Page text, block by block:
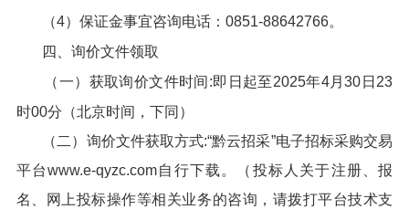
（4）保证金事宜咨询电话：0851-88642766。
四、询价文件领取
（一）获取询价文件时间:即日起至2025年4月30日23
时00分（北京时间，下同）
（二）询价文件获取方式:“黔云招采”电子招标采购交易
平台www.e-qyzc.com自行下载。（投标人关于注册、报
名、网上投标操作等相关业务的咨询，请拨打平台技术支